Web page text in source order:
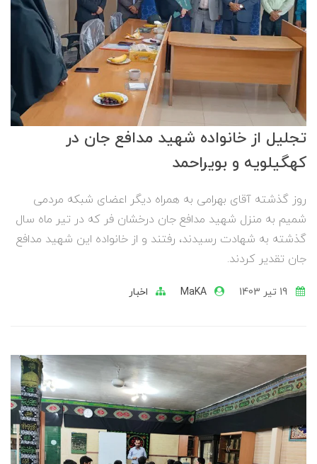
تجلیل از خانواده شهید مدافع جان در
کهگیلویه و بویراحمد
روز گذشته آقای بهرامی به همراه دیگر اعضای شبکه مردمی
شمیم به منزل شهید مدافع جان درخشان فر که در تیر ماه سال
گذشته به شهادت رسیدند، رفتند و از خانواده این شهید مدافع
جان تقدیر کردند.
MaKA اخبار